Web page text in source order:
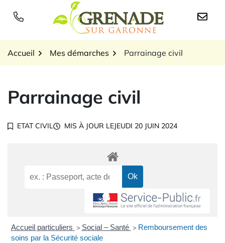
Logo Grenade sur
Accueil Mes démarches Parrainage civil
Parrainage civil
ETAT CIVIL MIS À JOUR LEJEUDI 20 JUIN 2024
Accueil particuliers > Social – Santé > Remboursement des
soins par la Sécurité sociale